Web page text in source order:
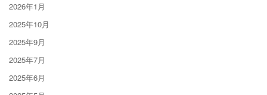
2026年1月
2025年10月
2025年9月
2025年7月
2025年6月